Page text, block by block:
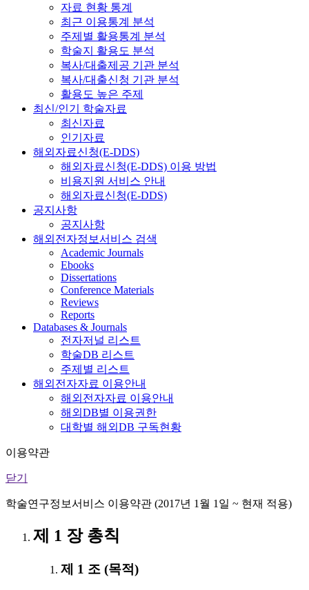
자료 현황 통계
최근 이용통계 분석
주제별 활용통계 분석
학술지 활용도 분석
복사/대출제공 기관 분석
복사/대출신청 기관 분석
활용도 높은 주제
최신/인기 학술자료
최신자료
인기자료
해외자료신청(E-DDS)
해외자료신청(E-DDS) 이용 방법
비용지원 서비스 안내
해외자료신청(E-DDS)
공지사항
공지사항
해외전자정보서비스 검색
Academic Journals
Ebooks
Dissertations
Conference Materials
Reviews
Reports
Databases & Journals
전자저널 리스트
학술DB 리스트
주제별 리스트
해외전자자료 이용안내
해외전자자료 이용안내
해외DB별 이용권한
대학별 해외DB 구독현황
이용약관
닫기
학술연구정보서비스 이용약관 (2017년 1월 1일 ~ 현재 적용)
제 1 장 총칙
제 1 조 (목적)